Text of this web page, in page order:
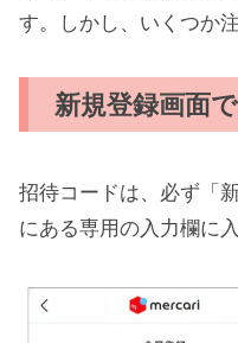
す。しかし、いくつか
新規登録画面
招待コードは、必ず「
にある専用の入力欄に